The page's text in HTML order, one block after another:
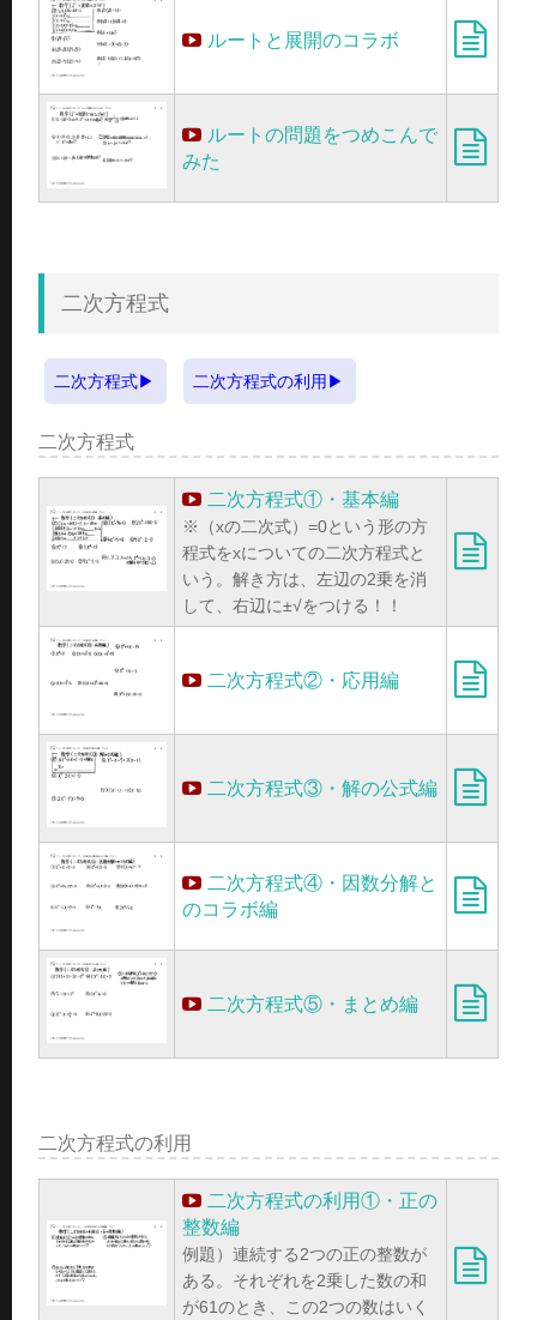
ルートと展開のコラボ
ルートの問題をつめこんで
みた
二次方程式
二次方程式 二次方程式の利用
二次方程式
二次方程式①・基本編
※（xの二次式）=0という形の方
程式をxについての二次方程式と
いう。解き方は、左辺の2乗を消
して、右辺に±√をつける！！
二次方程式②・応用編
二次方程式③・解の公式編
二次方程式④・因数分解と
のコラボ編
二次方程式⑤・まとめ編
二次方程式の利用
二次方程式の利用①・正の
整数編
例題）連続する2つの正の整数が
ある。それぞれを2乗した数の和
が61のとき、この2つの数はいく